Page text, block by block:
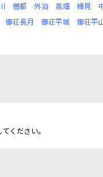
僧都 外泊 高畑 樽見
御荘長月 御荘平城 御荘平
ください。